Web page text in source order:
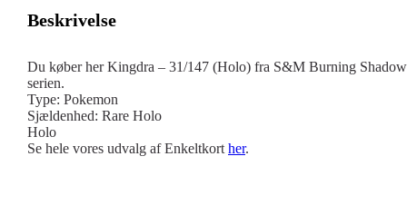
Beskrivelse
Du køber her Kingdra – 31/147 (Holo) fra S&M Burning
serien.
Type: Pokemon
Sjældenhed: Rare Holo
Holo
Se hele vores udvalg af Enkeltkort her.